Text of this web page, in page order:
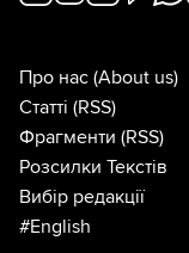
Про нас (About us)
Статті (RSS)
Фрагменти (RSS)
Розсилки Текстів
Вибір редакції
#English